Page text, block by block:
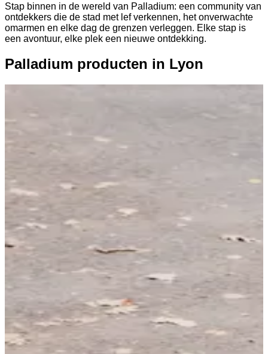
Stap binnen in de wereld van Palladium: een community van
ontdekkers die de stad met lef verkennen, het onverwachte
omarmen en elke dag de grenzen verleggen. Elke stap is
een avontuur, elke plek een nieuwe ontdekking.
Palladium producten in Lyon